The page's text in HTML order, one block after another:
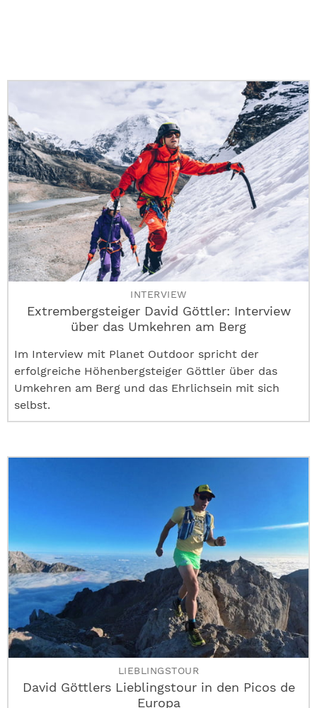
INTERVIEW
Extrembergsteiger David Göttler: Interview
über das Umkehren am Berg
Im Interview mit Planet Outdoor spricht der
erfolgreiche Höhenbergsteiger Göttler über das
Umkehren am Berg und das Ehrlichsein mit sich
selbst.
LIEBLINGSTOUR
David Göttlers Lieblingstour in den Picos de
Europa